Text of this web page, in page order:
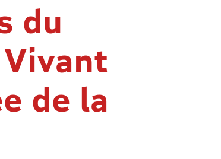
du
de la